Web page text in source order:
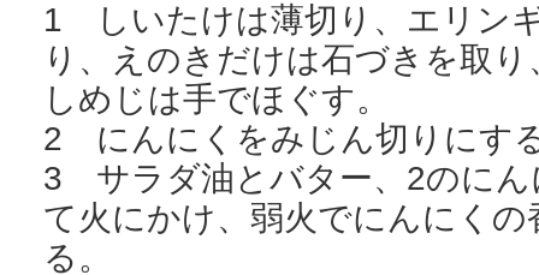
1 しいたけは薄切り、エリン
り、えのきだけは石づきを取
しめじは手でほぐす。
2 にんにくをみじん切りにす
3 サラダ油とバター、2のにん
て火にかけ、弱火でにんにく
る。